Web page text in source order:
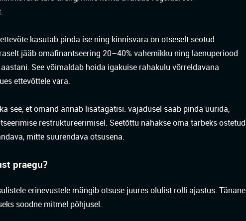
kasutab pinda ise ning kinnisvara on otseselt seotud
jääb omafinantseering 20–40% vahemikku ning laenuperiood
See võimaldab hoida igakuise rahakulu võrreldavana
ettevõttele vara.
see, et omand annab lisatagatisi: vajadusel saab pinda üürida,
restruktureerimisel. Seetõttu nähakse oma tarbeks ostetud
mitte suurendava otsusena.
praegu?
erinevustele mängib otsuse juures olulist rolli ajastus. Tänane
soodne mitmel põhjusel.